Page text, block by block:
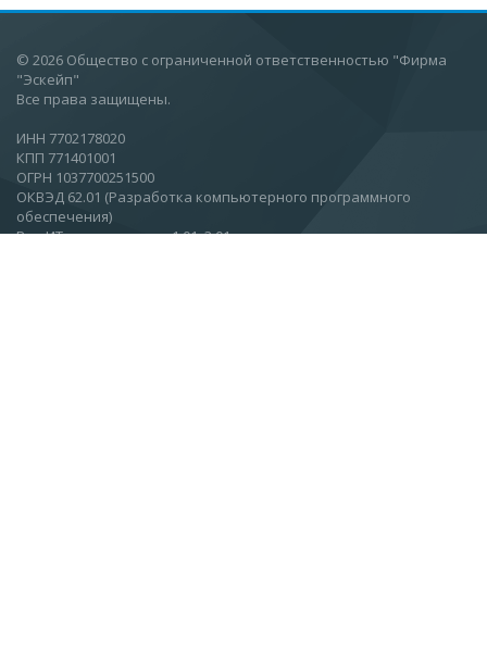
© 2026 Общество с ограниченной ответственностью "Фирма
"Эскейп"
Все права защищены.
ИНН 7702178020
КПП 771401001
ОГРН 1037700251500
ОКВЭД 62.01 (Разработка компьютерного программного
обеспечения)
Вид ИТ-деятельности: 1.01, 3.01